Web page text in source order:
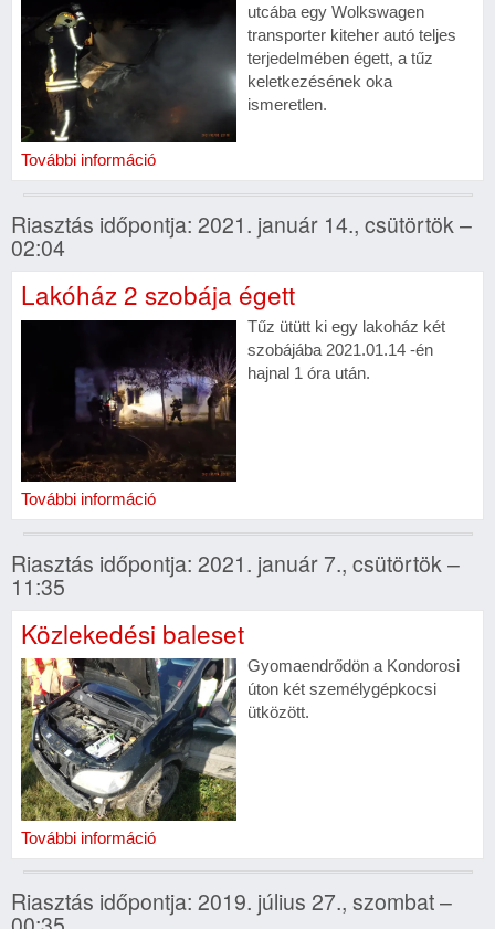
utcába egy Wolkswagen
transporter kiteher autó teljes
terjedelmében égett, a tűz
keletkezésének oka
ismeretlen.
További információ
Riasztás időpontja: 2021. január 14., csütörtök –
02:04
Lakóház 2 szobája égett
Tűz ütütt ki egy lakoház két
szobájába 2021.01.14 -én
hajnal 1 óra után.
További információ
Riasztás időpontja: 2021. január 7., csütörtök –
11:35
Közlekedési baleset
Gyomaendrődön a Kondorosi
úton két személygépkocsi
ütközött.
További információ
Riasztás időpontja: 2019. július 27., szombat –